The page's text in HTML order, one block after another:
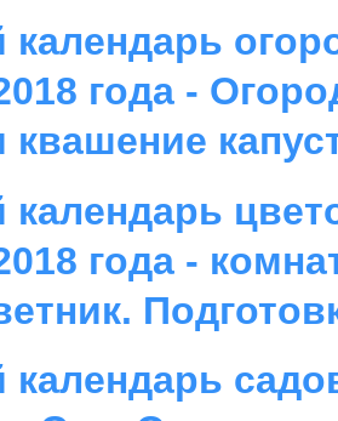
года -
квашение
года -